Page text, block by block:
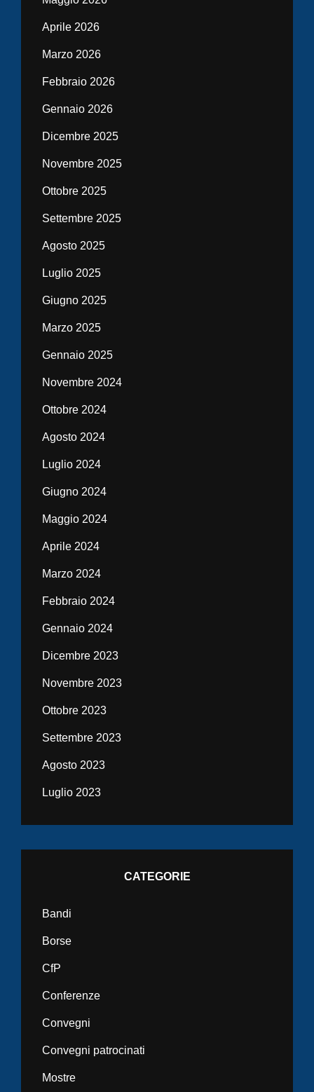
Aprile 2026
Marzo 2026
Febbraio 2026
Gennaio 2026
Dicembre 2025
Novembre 2025
Ottobre 2025
Settembre 2025
Agosto 2025
Luglio 2025
Giugno 2025
Marzo 2025
Gennaio 2025
Novembre 2024
Ottobre 2024
Agosto 2024
Luglio 2024
Giugno 2024
Maggio 2024
Aprile 2024
Marzo 2024
Febbraio 2024
Gennaio 2024
Dicembre 2023
Novembre 2023
Ottobre 2023
Settembre 2023
Agosto 2023
Luglio 2023
CATEGORIE
Bandi
Borse
CfP
Conferenze
Convegni
Convegni patrocinati
Mostre